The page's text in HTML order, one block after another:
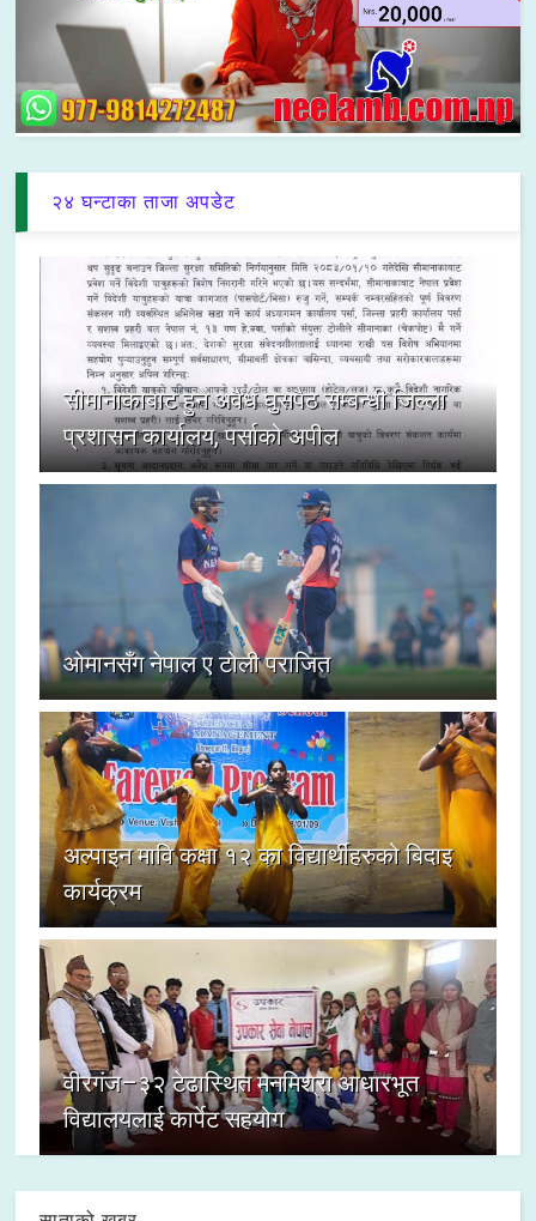
२४ घन्टाका ताजा अपडेट
सीमानाकाबाट हुने अवैध घुसपैठ सम्बन्धी जिल्ला
प्रशासन कार्यालय, पर्साको अपील
ओमानसँग नेपाल ए टोली पराजित
अल्पाइन मावि कक्षा १२ का विद्यार्थीहरुको बिदाइ
कार्यक्रम
वीरगंज–३२ टेढास्थित मनमिश्रा आधारभूत
विद्यालयलाई कार्पेट सहयोग